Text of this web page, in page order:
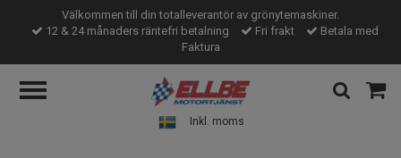
Välkommen till din totalleverantör av grönytemaskiner.
12 & 24 månaders räntefri betalning
Fri frakt
Betala med
Faktura
Inkl. moms